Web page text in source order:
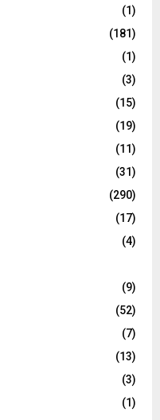
(1)
(181)
(1)
(3)
(15)
(19)
(11)
(31)
(290)
(17)
(4)
(9)
(52)
(7)
(13)
(3)
(1)